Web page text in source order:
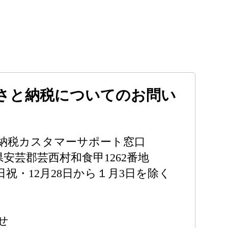
納税についてのお問い
カスタマーサポート窓口
芸郡芸西村和食甲1262番地
・12月28日から１月3日を除く